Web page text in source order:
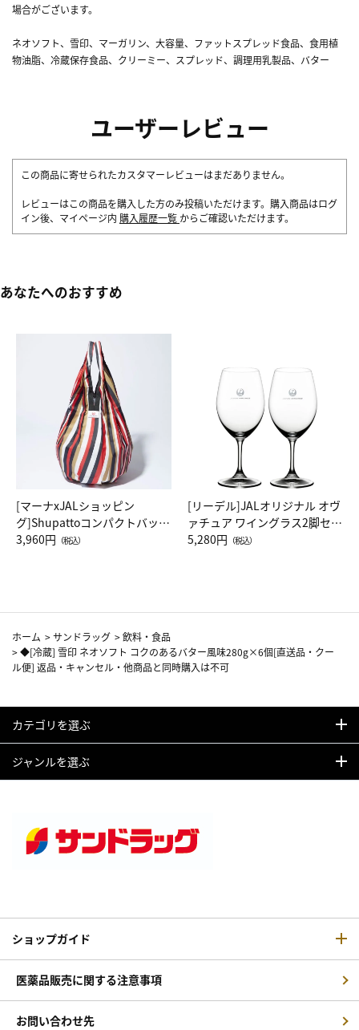
場合がございます。
ネオソフト、雪印、マーガリン、大容量、ファットスプレッド食品、食用植
物油脂、冷蔵保存食品、クリーミー、スプレッド、調理用乳製品、バター
ユーザーレビュー
この商品に寄せられたカスタマーレビューはまだありません。
レビューはこの商品を購入した方のみ投稿いただけます。購入商品はログ
イン後、マイページ内 購入履歴一覧 からご確認いただけます。
あなたへのおすすめ
[マーナxJALショッピン
グ]Shupattoコンパクトバッグ
Drop JAL客室乗務員（LC）ス
3,960円 （税込）
[リーデル]JALオリジナル オヴ
ァチュア ワイングラス2脚セッ
ト（レッドワイン）
5,280円 （税込）
ホーム >サンドラッグ >飲料・食品
>◆[冷蔵] 雪印 ネオソフト コクのあるバター風味280g×6個[直送品・クー
ル便] 返品・キャンセル・他商品と同時購入は不可
カテゴリを選ぶ
ジャンルを選ぶ
ショップガイド
医薬品販売に関する注意事項
お問い合わせ先